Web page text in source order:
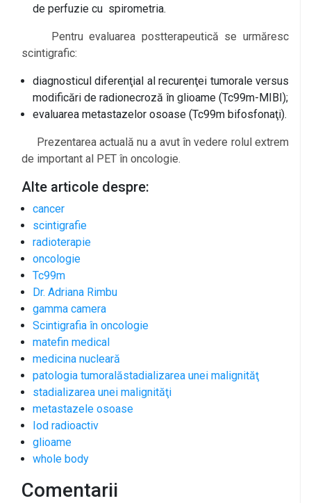
de perfuzie cu spirometria.
Pentru evaluarea postterapeutică se urmăresc
scintigrafic:
diagnosticul diferenţial al recurenţei tumorale versus
modificări de radionecroză în glioame (Tc99m-MIBI);
evaluarea metastazelor osoase (Tc99m bifosfonaţi).
Prezentarea actuală nu a avut în vedere rolul extrem
de important al PET în oncologie.
Alte articole despre:
cancer
scintigrafie
radioterapie
oncologie
Tc99m
Dr. Adriana Rimbu
gamma camera
Scintigrafia în oncologie
matefin medical
medicina nucleară
patologia tumoralăstadializarea unei malignităţ
stadializarea unei malignităţi
metastazele osoase
Iod radioactiv
glioame
whole body
Comentarii